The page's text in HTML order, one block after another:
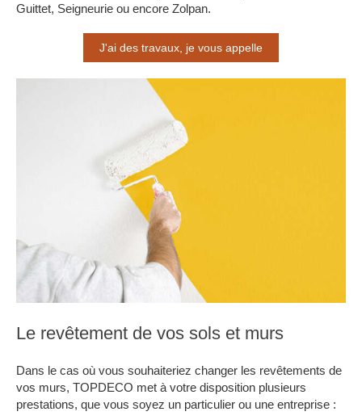
Guittet, Seigneurie ou encore Zolpan.
J'ai des travaux, je vous appelle
Le revêtement de vos sols et murs
Dans le cas où vous souhaiteriez changer les revêtements de
vos murs, TOPDECO met à votre disposition plusieurs
prestations, que vous soyez un particulier ou une entreprise :